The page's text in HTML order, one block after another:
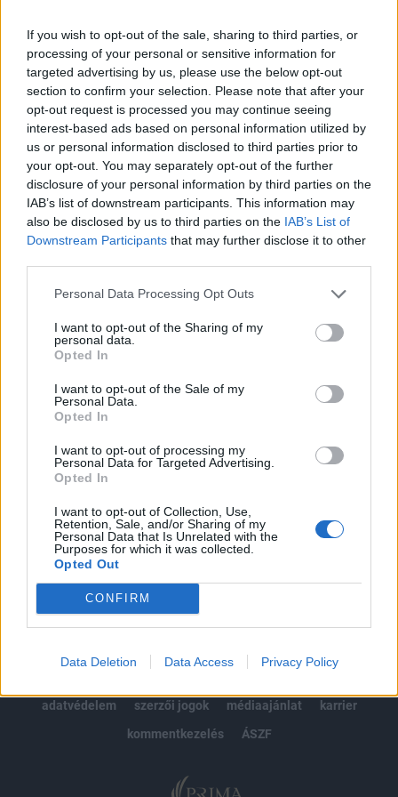
If you wish to opt-out of the sale, sharing to third parties, or
processing of your personal or sensitive information for
targeted advertising by us, please use the below opt-out
section to confirm your selection. Please note that after your
opt-out request is processed you may continue seeing
interest-based ads based on personal information utilized by
us or personal information disclosed to third parties prior to
your opt-out. You may separately opt-out of the further
disclosure of your personal information by third parties on the
IAB’s list of downstream participants. This information may
also be disclosed by us to third parties on the IAB’s List of
Downstream Participants that may further disclose it to other
Personal Data Processing Opt Outs
I want to opt-out of the Sharing of my
personal data.
Opted In
I want to opt-out of the Sale of my
Personal Data.
Opted In
I want to opt-out of processing my
Personal Data for Targeted Advertising.
Opted In
I want to opt-out of Collection, Use,
Retention, Sale, and/or Sharing of my
Personal Data that Is Unrelated with the
Purposes for which it was collected.
Opted Out
CONFIRM
Data Deletion Data Access Privacy Policy
az olajrészvény esetében a hisztérikus vételek
folytatódását a nemzetközi piacokon tovább emelkedő
finomítói papírok indokolhatják, ugyanakkor egyre nagyobb
az esélye egy kisebb korrekció bekövetkezésének. Tegnap a
23,000 Ft-os szint közelében már hatalmas volumenű
eladói megbízások érkeztek, amelyek gyorsan
visszanyomták...
KEDVES OLVASÓNK!
regisztrációhoz kötött.
Az előfizetés a következőket tartalmazza:
Portfolio.hu teljes cikkarchívum
kötéslistái
Előfizetés
MÁR ELŐFIZETŐNK VAGY?BEJELENTKEZÉS
adatvédelem
szerzői jogok médiaajánlat
karrier
kommentkezelés
ÁSZF